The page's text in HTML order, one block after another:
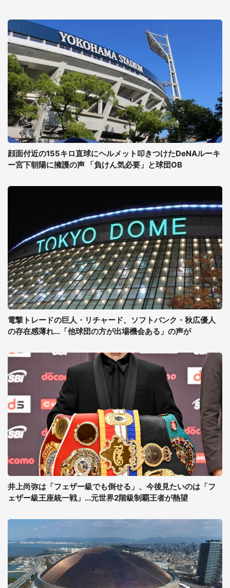
顔面付近の155キロ直球にヘルメット叩きつけたDeNAルーキ
ー宮下朝陽に擁護の声 「負けん気必要」と球団OB
電撃トレードの巨人・リチャード、ソフトバンク・秋広優人
の存在感薄れ...「他球団の方が出場機会ある」の声が
井上尚弥は「フェザー級でも倒せる」、今後見たいのは「フ
ェザー級王座統一戦」...元世界2階級制覇王者が熱望